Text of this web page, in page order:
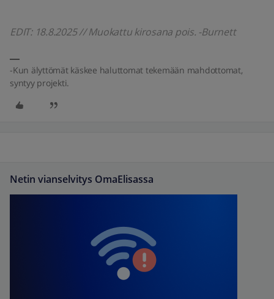
EDIT: 18.8.2025 // Muokattu kirosana pois. -Burnett
-Kun älyttömät käskee haluttomat tekemään mahdottomat,
syntyy projekti.
Netin vianselvitys OmaElisassa